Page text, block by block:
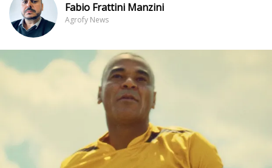
Fabio Frattini Manzini
Agrofy News